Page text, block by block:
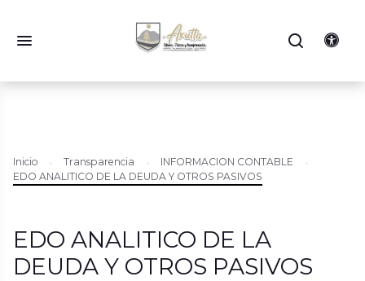
Inicio Transparencia
INFORMACION CONTABLE
EDO ANALITICO DE LA DEUDA Y OTROS PASIVOS
EDO ANALITICO DE LA
DEUDA Y OTROS PASIVOS